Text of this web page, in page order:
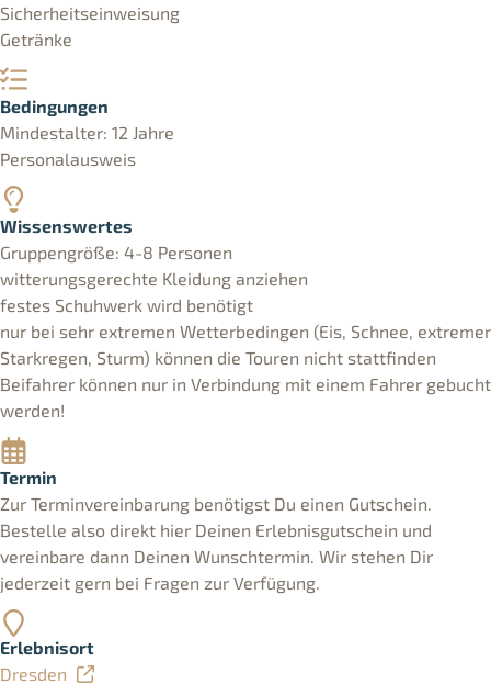
Sicherheitseinweisung
Getränke
Bedingungen
Mindestalter: 12 Jahre
Personalausweis
Wissenswertes
Gruppengröße: 4-8 Personen
witterungsgerechte Kleidung anziehen
festes Schuhwerk wird benötigt
nur bei sehr extremen Wetterbedingen (Eis, Schnee, extremer
Starkregen, Sturm) können die Touren nicht stattfinden
Beifahrer können nur in Verbindung mit einem Fahrer gebucht
werden!
Termin
Zur Terminvereinbarung benötigst Du einen Gutschein.
Bestelle also direkt hier Deinen Erlebnisgutschein und
vereinbare dann Deinen Wunschtermin. Wir stehen Dir
jederzeit gern bei Fragen zur Verfügung.
Erlebnisort
Dresden